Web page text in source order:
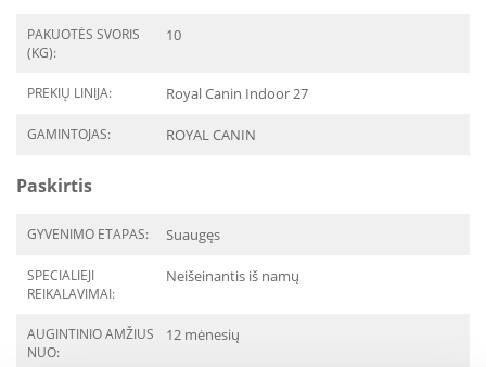
PAKUOTĖS SVORIS
(KG):
10
PREKIŲ LINIJA: Royal Canin Indoor 27
GAMINTOJAS: ROYAL CANIN
Paskirtis
GYVENIMO ETAPAS: Suaugęs
SPECIALIEJI
REIKALAVIMAI:
Neišeinantis iš namų
AUGINTINIO AMŽIUS
NUO:
12 mėnesių